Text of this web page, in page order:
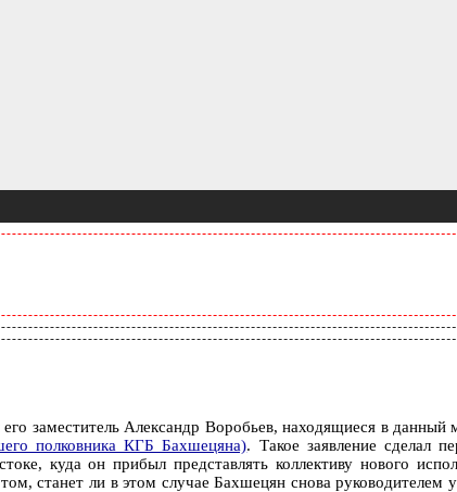
заместитель Александр Воробьев, находящиеся в
полковника КГБ Бахшецяна). Такое заявление сделал
куда он прибыл представлять коллективу нового
станет ли в этом случае Бахшецян снова